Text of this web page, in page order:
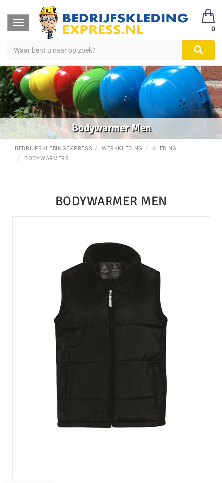
Toggle
navigation
0
Bodywarmer Men
BEDRIJFSKLEDINGEXPRESS WERKKLEDING
KLEDING
BODYWARMERS
BODYWARMER MEN